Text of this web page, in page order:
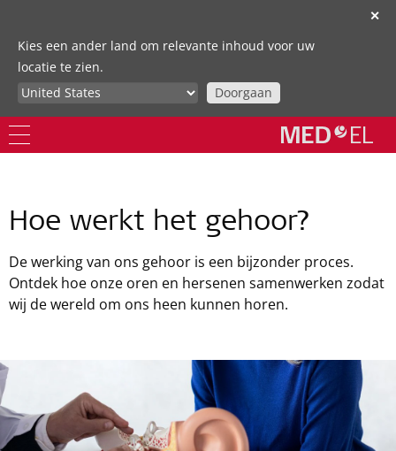
✕
Kies een ander land om relevante inhoud voor uw
locatie te zien.
Doorgaan
Hoe werkt het gehoor?
De werking van ons gehoor is een bijzonder proces.
Ontdek hoe onze oren en hersenen samenwerken zodat
wij de wereld om ons heen kunnen horen.